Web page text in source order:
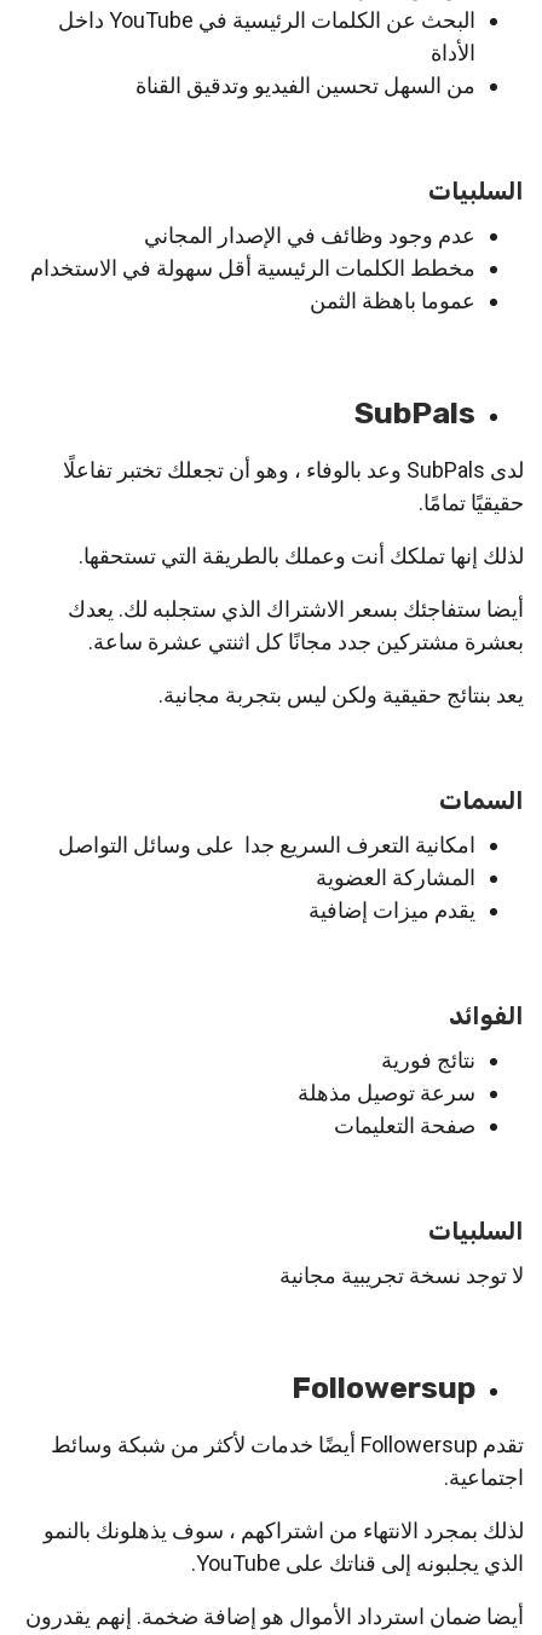
البحث عن الكلمات الرئيسية في YouTube داخل
الأداة
من السهل تحسين الفيديو وتدقيق القناة
السلبيات
عدم وجود وظائف في الإصدار المجاني
مخطط الكلمات الرئيسية أقل سهولة في الاستخدام
عموما باهظة الثمن
SubPals
لدى SubPals وعد بالوفاء ، وهو أن تجعلك تختبر تفاعلًا
حقيقيًا تمامًا.
لذلك إنها تملكك أنت وعملك بالطريقة التي تستحقها.
أيضا ستفاجئك بسعر الاشتراك الذي ستجلبه لك. يعدك
بعشرة مشتركين جدد مجانًا كل اثنتي عشرة ساعة.
يعد بنتائج حقيقية ولكن ليس بتجربة مجانية.
السمات
امكانية التعرف السريع جدا على وسائل التواصل
المشاركة العضوية
يقدم ميزات إضافية
الفوائد
نتائج فورية
سرعة توصيل مذهلة
صفحة التعليمات
السلبيات
لا توجد نسخة تجريبية مجانية
Followersup
تقدم Followersup أيضًا خدمات لأكثر من شبكة وسائط
اجتماعية.
لذلك بمجرد الانتهاء من اشتراكهم ، سوف يذهلونك بالنمو
الذي يجلبونه إلى قناتك على YouTube.
أيضا ضمان استرداد الأموال هو إضافة ضخمة. إنهم يقدرون